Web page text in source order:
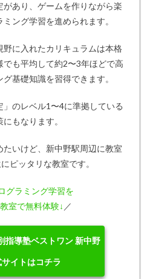
あり、ゲームを作りながら楽
ング学習を進められます。
に入れたカリキュラムは本格
も平均して約2〜3年ほどで高
基礎知識を習得できます。
」のレベル1〜4に準拠している
もなります。
いけど、新中野駅周辺に教室
ピッタリな教室です。
グラミング学習を
室で無料体験↓ ／
指導塾ベストワン 新中野
イトはコチラ